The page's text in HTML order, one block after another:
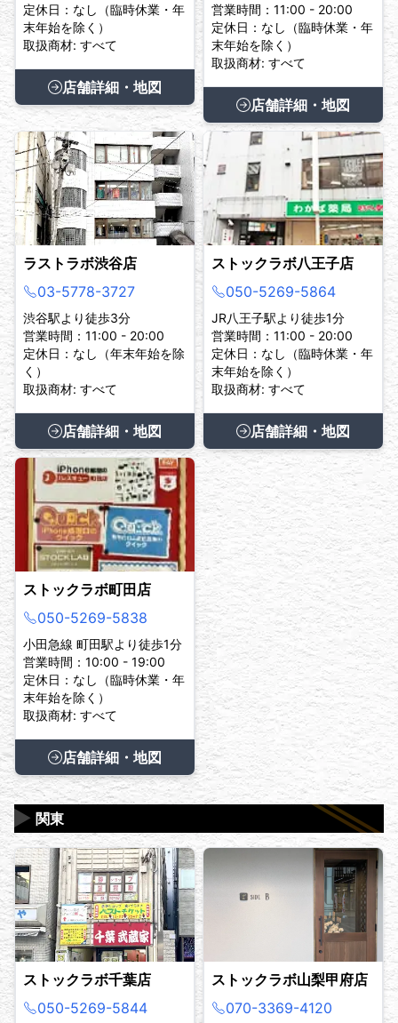
定休日：なし（臨時休業・年
末年始を除く）
取扱商材: すべて
店舗詳細・地図
営業時間：11:00 - 20:00
定休日：なし（臨時休業・年
末年始を除く）
取扱商材: すべて
店舗詳細・地図
ラストラボ渋谷店
03-5778-3727
渋谷駅より徒歩3分
営業時間：11:00 - 20:00
定休日：なし（年末年始を除
く）
取扱商材: すべて
店舗詳細・地図
ストックラボ八王子店
050-5269-5864
JR八王子駅より徒歩1分
営業時間：11:00 - 20:00
定休日：なし（臨時休業・年
末年始を除く）
取扱商材: すべて
店舗詳細・地図
ストックラボ町田店
050-5269-5838
小田急線 町田駅より徒歩1分
営業時間：10:00 - 19:00
定休日：なし（臨時休業・年
末年始を除く）
取扱商材: すべて
店舗詳細・地図
関東
▶
ストックラボ千葉店
050-5269-5844
ストックラボ山梨甲府店
070-3369-4120